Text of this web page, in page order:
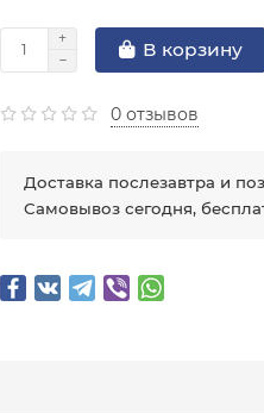
В корзину
0 отзывов
Доставка послезавтра и
Самовывоз сегодня,